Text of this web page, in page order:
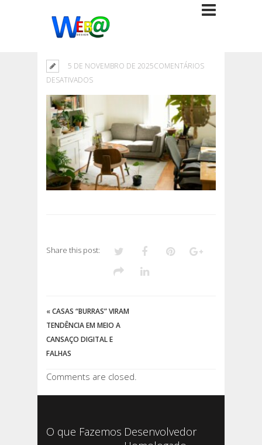
5 DE NOVEMBRO DE 2025COMENTÁRIOS
DESATIVADOSEM
Share this post:
«CASAS “BURRAS” VIRAM
TENDÊNCIA EM MEIO A
CANSAÇO DIGITAL E
FALHAS
Comments are closed.
O que Fazemos Desenvolvedor